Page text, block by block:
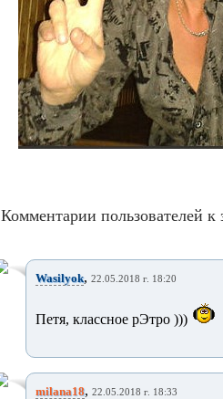
Комментарии пользователей к
Wasilyok, 22.05.2018 г. 18:20
Петя, классное рЭтро )))
milana18, 22.05.2018 г. 18:33